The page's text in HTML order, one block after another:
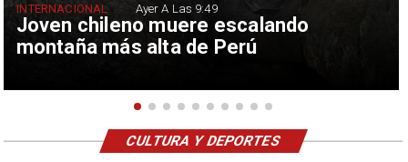
Joven chileno muere escalando
montaña más alta de Perú
INTERNACIONAL Ayer A Las 9:49
CULTURA Y DEPORTES